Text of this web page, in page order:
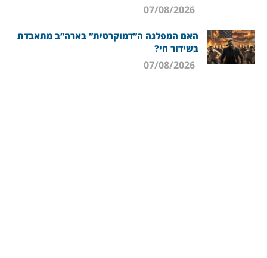
האם המפלגה ה”דמוקרטית” בארה”ב מתאבדת
בשידור חי?